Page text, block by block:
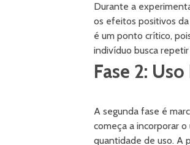
Durante a
os efeitos positivos
é um ponto crítico,
indivíduo busca
Fase 2:
A segunda fase é
começa a incorporar
quantidade de uso. A